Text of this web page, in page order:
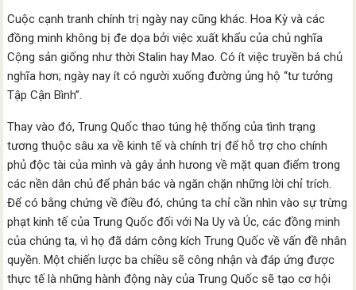
Cuộc cạnh tranh chính trị ngày nay cũng khác. Hoa Kỳ và các
đồng minh không bị đe dọa bởi việc xuất khẩu của chủ nghĩa
Cộng sản giống như thời Stalin hay Mao. Có ít việc truyền bá chủ
nghĩa hơn; ngày nay ít có người xuống đường ủng hộ “tư tưởng
Tập Cận Bình”.
Thay vào đó, Trung Quốc thao túng hệ thống của tình trạng
tương thuộc sâu xa về kinh tế và chính trị để hỗ trợ cho chính
phủ độc tài của mình và gây ảnh hưong về mặt quan điểm trong
các nền dân chủ để phản bác và ngăn chặn những lời chỉ trích.
Để có bằng chứng về điều đó, chúng ta chỉ cần nhìn vào sự trừng
phạt kinh tế của Trung Quốc đối với Na Uy và Úc, các đồng minh
của chúng ta, vì họ đã dám công kích Trung Quốc về vấn đề nhân
quyền. Một chiến lược ba chiều sẽ công nhận và đáp ứng được
thực tế là những hành động này của Trung Quốc sẽ tạo cơ hội